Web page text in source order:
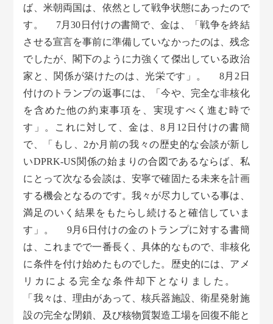
ば、米朝両国は、依然として戦争状態にあったので
す。 7月30日付けの書簡で、金は、「戦争を終結
させる宣言を事前に準備していなかったのは、残念
でしたが、閣下のように力強くて傑出している政治
家と、関係が築けたのは、光栄です」。 8月2日
付けのトランプの返事には、「今や、完全な非核化
を含めた他の約束事項を、実現すべく進む時で
す」。これに対して、金は、8月12日付けの書簡
で、「もし、2か月前の我々の歴史的な会談が新し
いDPRK-US関係の始まりの合図であるならば、私
にとって次なる会談は、安寧で確固たる未来を計画
する機会となるのです。我々が尽力している事は、
満足のいく結果をもたらし続けると確信していま
す」。 9月6日付けの金のトランプに対する書簡
は、これまでで一番長く、具体的なもので、非核化
に条件を付け始めたものでした。歴史的には、アメ
リカによる完全な条件却下となりました。
「我々は、理由があって、核兵器施設、衛星発射施
設の完全な閉鎖、及び核物質製造工場を回復不能と